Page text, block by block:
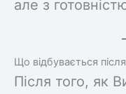
але з
Що відбувається
Після того, як